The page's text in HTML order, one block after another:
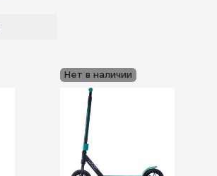
Нет в наличии